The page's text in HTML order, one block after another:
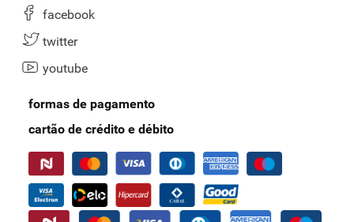
facebook
twitter
youtube
formas de pagamento
cartão de crédito e débito